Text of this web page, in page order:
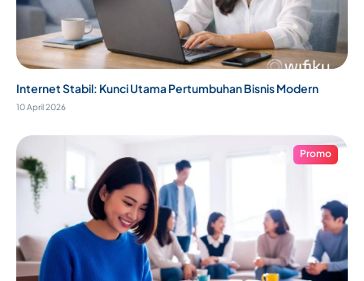
Internet Stabil: Kunci Utama Pertumbuhan Bisnis Modern
10 April 2026
Promo